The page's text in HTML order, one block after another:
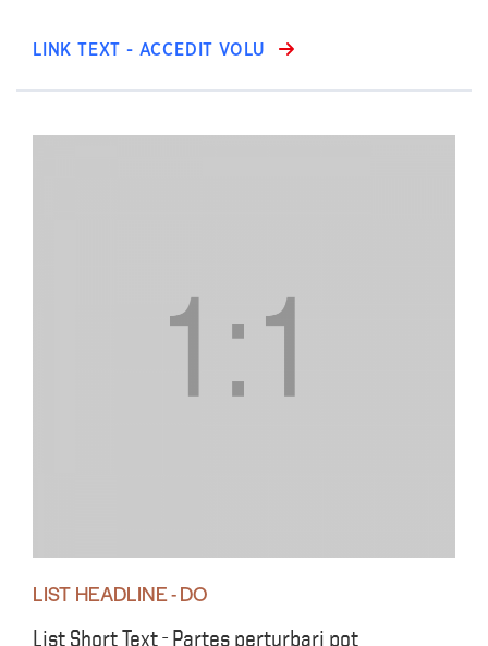
LINK TEXT - ACCEDIT VOLU
LIST HEADLINE - DO
List Short Text - Partes perturbari pot